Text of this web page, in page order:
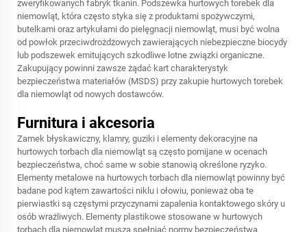
zweryfikowanych fabryk tkanin. Podszewka hurtowych torebek dla
niemowląt, która często styka się z produktami spożywczymi,
butelkami oraz artykułami do pielęgnacji niemowląt, musi być wolna
od powłok przeciwdrożdżowych zawierających niebezpieczne biocydy
lub podszewek emitujących szkodliwe lotne związki organiczne.
Zakupujący powinni zawsze żądać kart charakterystyk
bezpieczeństwa materiałów (MSDS) przy zakupie hurtowych torebek
dla niemowląt od nowych dostawców.
Furnitura i akcesoria
Zamek błyskawiczny, klamry, guziki i elementy dekoracyjne na
hurtowych torbach dla niemowląt są często pomijane w ocenach
bezpieczeństwa, choć same w sobie stanowią określone ryzyko.
Elementy metalowe na hurtowych torbach dla niemowląt powinny być
badane pod kątem zawartości niklu i ołowiu, ponieważ oba te
pierwiastki są częstymi przyczynami zapalenia kontaktowego skóry u
osób wrażliwych. Elementy plastikowe stosowane w hurtowych
torbach dla niemowląt muszą spełniać normy bezpieczeństwa